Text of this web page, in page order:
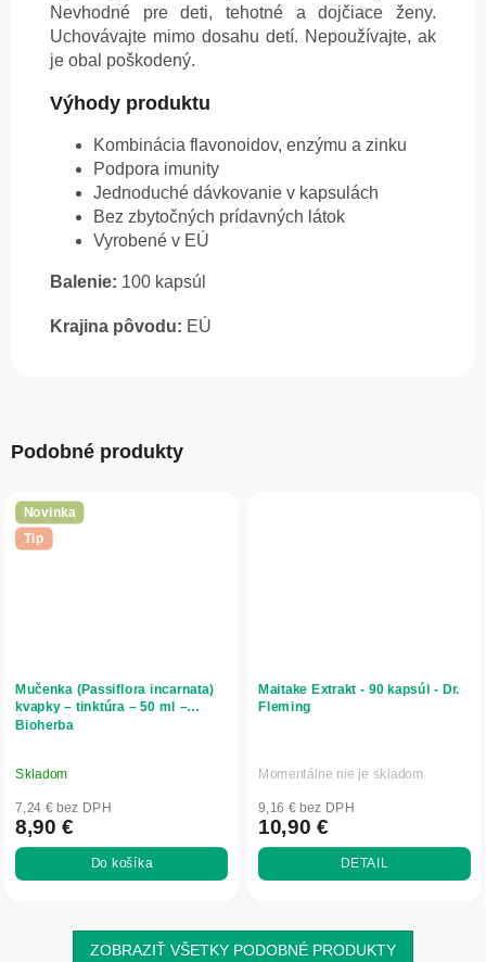
Nevhodné pre deti, tehotné a dojčiace ženy.
Uchovávajte mimo dosahu detí. Nepoužívajte, ak
je obal poškodený.
Výhody produktu
Kombinácia flavonoidov, enzýmu a zinku
Podpora imunity
Jednoduché dávkovanie v kapsulách
Bez zbytočných prídavných látok
Vyrobené v EÚ
Balenie: 100 kapsúl
Krajina pôvodu: EÚ
Podobné produkty
Novinka
Tip
Mučenka (Passiflora incarnata)
kvapky – tinktúra – 50 ml –
Bioherba
Skladom
7,24 € bez DPH
8,90 €
Do košíka
Maitake Extrakt - 90 kapsúl - Dr.
Fleming
Momentálne nie je skladom
9,16 € bez DPH
10,90 €
DETAIL
ZOBRAZIŤ VŠETKY PODOBNÉ PRODUKTY